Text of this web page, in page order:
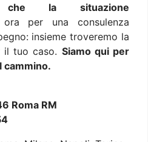
che la situazione
per una consulenza
insieme troveremo la
il tuo caso. Siamo qui per
cammino.
Roma RM